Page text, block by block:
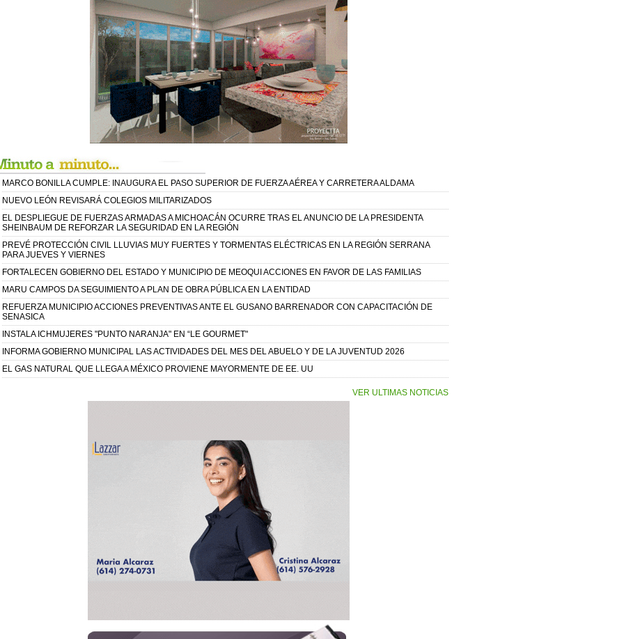
MARCO BONILLA CUMPLE: INAUGURA EL PASO SUPERIOR DE FUERZA AÉREA Y CARRETERA ALDAMA
NUEVO LEÓN REVISARÁ COLEGIOS MILITARIZADOS
EL DESPLIEGUE DE FUERZAS ARMADAS A MICHOACÁN OCURRE TRAS EL ANUNCIO DE LA PRESIDENTA
SHEINBAUM DE REFORZAR LA SEGURIDAD EN LA REGIÓN
PREVÉ PROTECCIÓN CIVIL LLUVIAS MUY FUERTES Y TORMENTAS ELÉCTRICAS EN LA REGIÓN SERRANA
PARA JUEVES Y VIERNES
FORTALECEN GOBIERNO DEL ESTADO Y MUNICIPIO DE MEOQUI ACCIONES EN FAVOR DE LAS FAMILIAS
MARU CAMPOS DA SEGUIMIENTO A PLAN DE OBRA PÚBLICA EN LA ENTIDAD
REFUERZA MUNICIPIO ACCIONES PREVENTIVAS ANTE EL GUSANO BARRENADOR CON CAPACITACIÓN DE
SENASICA
INSTALA ICHMUJERES "PUNTO NARANJA" EN “LE GOURMET"
INFORMA GOBIERNO MUNICIPAL LAS ACTIVIDADES DEL MES DEL ABUELO Y DE LA JUVENTUD 2026
EL GAS NATURAL QUE LLEGA A MÉXICO PROVIENE MAYORMENTE DE EE. UU
VER ULTIMAS NOTICIAS